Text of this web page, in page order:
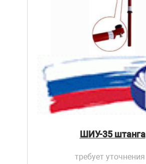
ШИУ-35 штанга
требует уточнения